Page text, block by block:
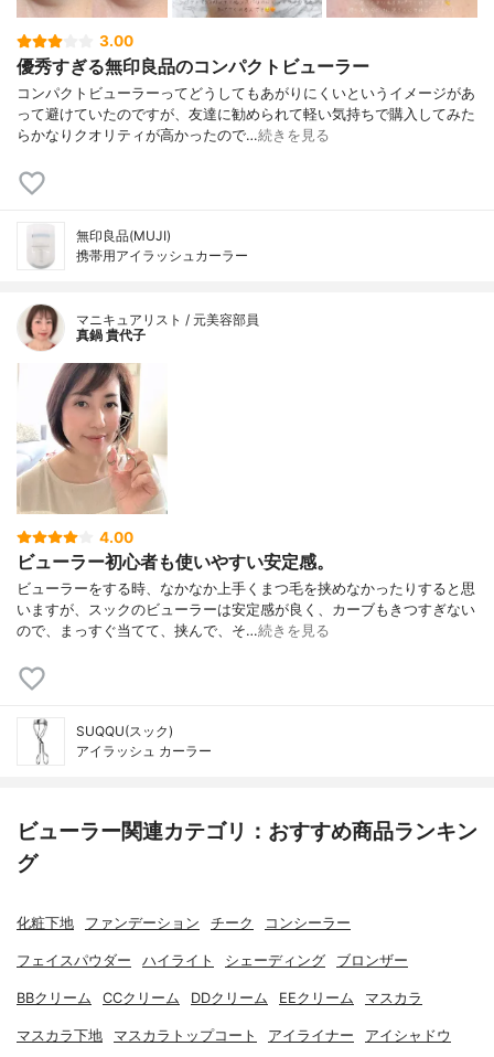
3.00
優秀すぎる無印良品のコンパクトビューラー
コンパクトビューラーってどうしてもあがりにくいというイメージがあ
って避けていたのですが、友達に勧められて軽い気持ちで購入してみた
らかなりクオリティが高かったので…続きを見る
無印良品(MUJI)
携帯用アイラッシュカーラー
マニキュアリスト / 元美容部員
真鍋 貴代子
4.00
ビューラー初心者も使いやすい安定感。
ビューラーをする時、なかなか上手くまつ毛を挟めなかったりすると思
いますが、スックのビューラーは安定感が良く、カーブもきつすぎない
ので、まっすぐ当てて、挟んで、そ…続きを見る
SUQQU(スック)
アイラッシュ カーラー
ビューラー関連カテゴリ：おすすめ商品ランキン
グ
化粧下地 ファンデーション チーク コンシーラー
フェイスパウダー ハイライト シェーディング ブロンザー
BBクリーム CCクリーム DDクリーム EEクリーム マスカラ
マスカラ下地 マスカラトップコート アイライナー アイシャドウ